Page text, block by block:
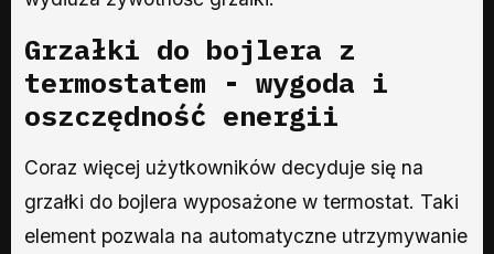
Grzałki do bojlera z
termostatem - wygoda i
oszczędność energii
Coraz więcej użytkowników decyduje się na
grzałki do bojlera wyposażone w termostat. Taki
element pozwala na automatyczne utrzymywanie